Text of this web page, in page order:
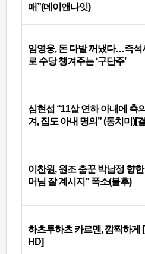
매”(데이앤나잇)
임영웅, 돈 다발 꺼냈다…즉석
로 수당 챙겨주는 ‘구단주’
심현섭 “11살 연하 아내에 축
겨, 집도 아내 명의” (동치미)[
이찬원, 원조 춤꾼 박남정 향한
머님 잘 계시지” 폭소(불후)
하츠투하츠 카르멘, 깜찍하게
HD]